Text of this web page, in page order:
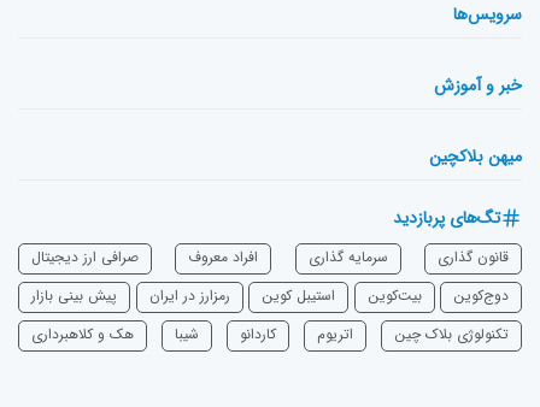
سرویس‌ها
خبر و آموزش
میهن بلاکچین
تگ‌های پربازدید
قانون گذاری سرمایه‌ گذاری افراد معروف
صرافی ارز دیجیتال
دوج‌کوین
بیت‌کوین استیبل کوین رمزارز در ایران
پیش بینی بازار
تکنولوژی بلاک چین
اتریوم ‌کاردانو شیبا هک و کلاهبرداری